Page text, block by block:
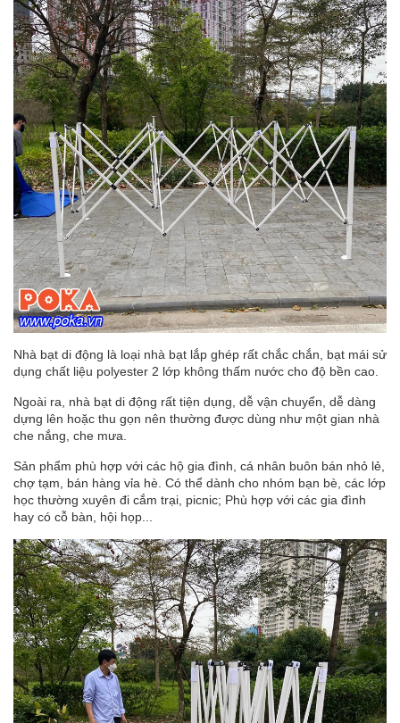
Nhà bạt di động là loại nhà bạt lắp ghép rất chắc chắn, bạt mái sử
dụng chất liệu polyester 2 lớp không thấm nước cho độ bền cao.
Ngoài ra, nhà bạt di động rất tiện dụng, dễ vận chuyển, dễ dàng
dựng lên hoặc thu gọn nên thường được dùng như một gian nhà
che nắng, che mưa.
Sản phẩm phù hợp với các hộ gia đình, cá nhân buôn bán nhỏ lẻ,
chợ tạm, bán hàng vỉa hè. Có thể dành cho nhóm bạn bè, các lớp
học thường xuyên đi cắm trại, picnic; Phù hợp với các gia đình
hay có cỗ bàn, hội họp...